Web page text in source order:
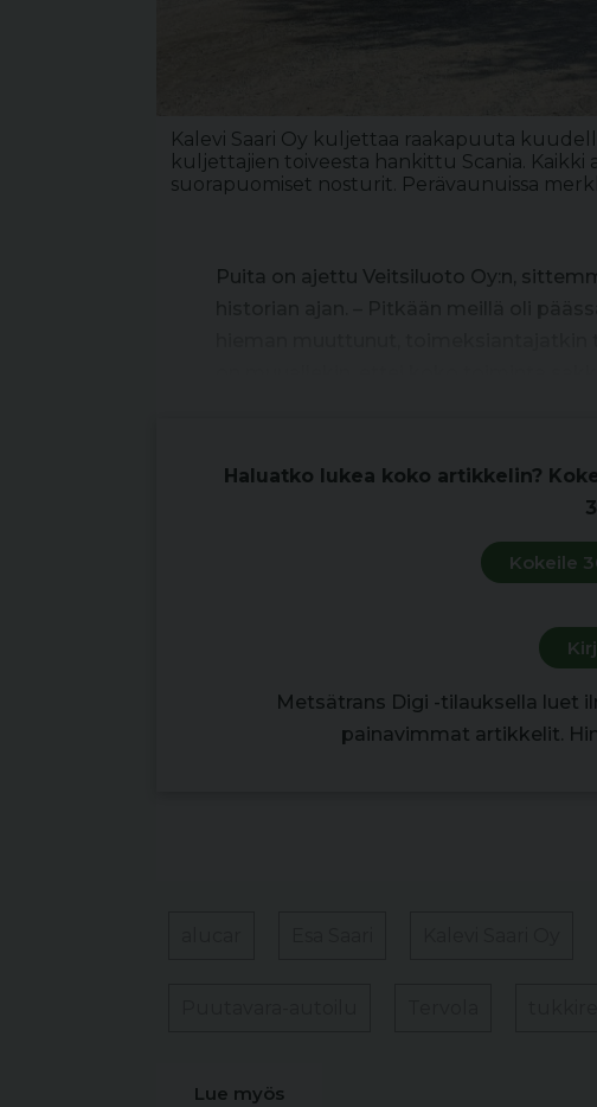
Kalevi Saari Oy kuljettaa raakapuuta
kuljettajien toiveesta hankittu Scania.
suorapuomiset nosturit. Perävaunuissa
Puita on ajettu Veitsiluoto Oy:n,
Haluatko lukea koko artikkelin?
Kokeile
Metsätrans Digi -tilauksella luet
painavimmat artikkelit.
Lue myös